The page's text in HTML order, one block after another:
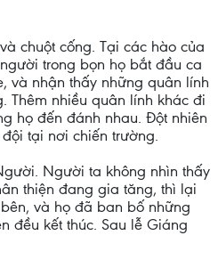
chuột cống. Tại các hào của
trong bọn họ bắt đầu ca
và nhận thấy những quân lính
nhiều quân lính khác đi
họ đến đánh nhau. Đột nhiên
tại nơi chiến trường.
Người ta không nhìn thấy
thiện đang gia tăng, thì lại
và họ đã ban bố những
đều kết thúc. Sau lễ Giáng